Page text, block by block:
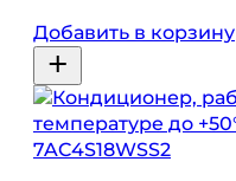
Добавить в корзину
7AC4S18WSS2